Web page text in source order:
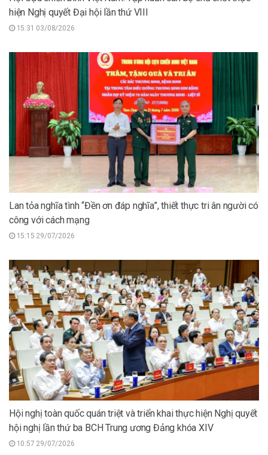
hiện Nghị quyết Đại hội lần thứ VIII
15:31 03/08/2026
Lan tỏa nghĩa tình “Đền ơn đáp nghĩa”, thiết thực tri ân người có
công với cách mạng
15:15 29/07/2026
Hội nghị toàn quốc quán triệt và triển khai thực hiện Nghị quyết
hội nghị lần thứ ba BCH Trung ương Đảng khóa XIV
10:57 29/07/2026